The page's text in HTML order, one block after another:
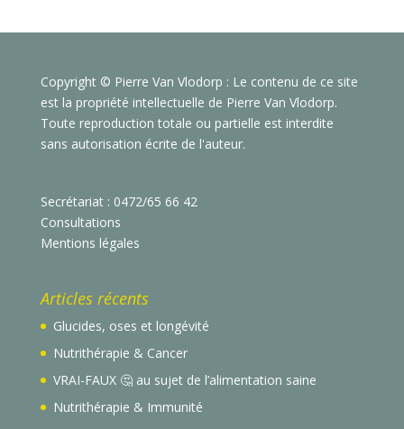
Copyright © Pierre Van Vlodorp : Le contenu de ce site
est la propriété intellectuelle de Pierre Van Vlodorp.
Toute reproduction totale ou partielle est interdite
sans autorisation écrite de l'auteur.
Secrétariat : 0472/65 66 42
Consultations
Mentions légales
Articles récents
Glucides, oses et longévité
Nutrithérapie & Cancer
VRAI-FAUX 🤔 au sujet de l’alimentation saine
Nutrithérapie & Immunité